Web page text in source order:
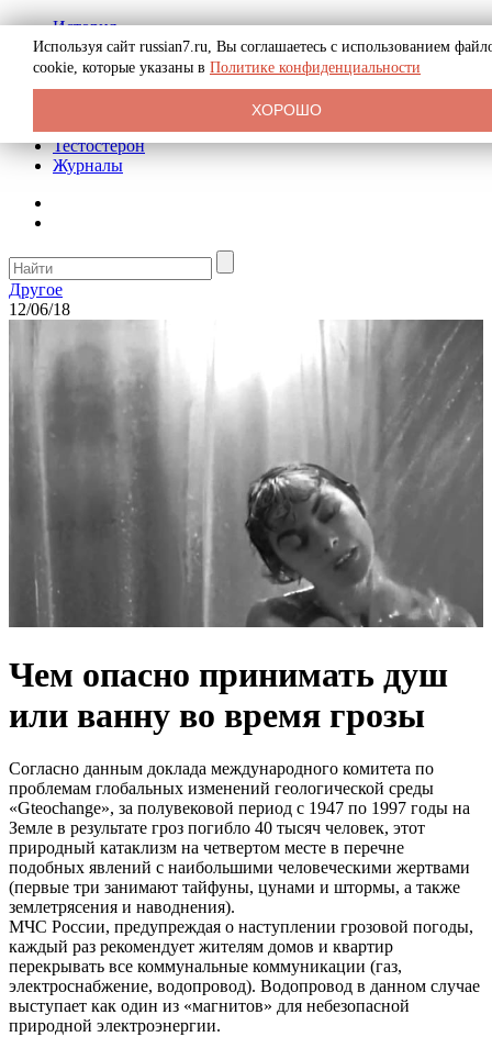
История
Биография
Криминал
Реклама на сайте
Тестостерон
Журналы
Другое
12/06/18
Чем опасно принимать душ
или ванну во время грозы
Согласно данным доклада международного комитета по
проблемам глобальных изменений геологической среды
«Gteochange», за полувековой период с 1947 по 1997 годы на
Земле в результате гроз погибло 40 тысяч человек, этот
природный катаклизм на четвертом месте в перечне
подобных явлений с наибольшими человеческими жертвами
(первые три занимают тайфуны, цунами и штормы, а также
землетрясения и наводнения).
МЧС России, предупреждая о наступлении грозовой погоды,
каждый раз рекомендует жителям домов и квартир
перекрывать все коммунальные коммуникации (газ,
электроснабжение, водопровод). Водопровод в данном случае
выступает как один из «магнитов» для небезопасной
природной электроэнергии.
Используя сайт russian7.ru, Вы соглашаетесь с использованием
cookie, которые указаны в Политике конфиденциальности
ХОРОШО